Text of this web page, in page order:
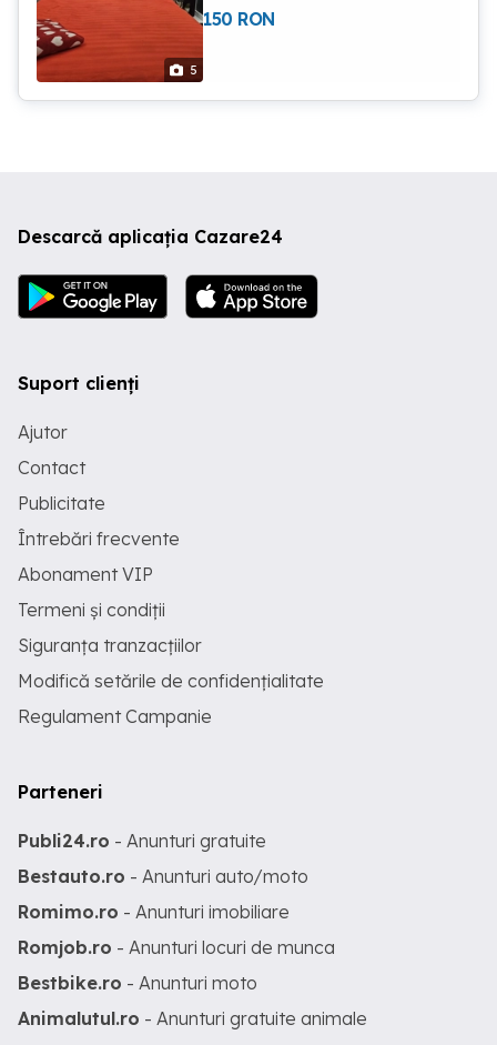
5
150 RON
Descarcă aplicația Cazare24
Suport clienți
Ajutor
Contact
Publicitate
Întrebări frecvente
Abonament VIP
Termeni și condiții
Siguranța tranzacțiilor
Modifică setările de confidențialitate
Regulament Campanie
Parteneri
Publi24.ro - Anunturi gratuite
Bestauto.ro - Anunturi auto/moto
Romimo.ro - Anunturi imobiliare
Romjob.ro - Anunturi locuri de munca
Bestbike.ro - Anunturi moto
Animalutul.ro - Anunturi gratuite animale